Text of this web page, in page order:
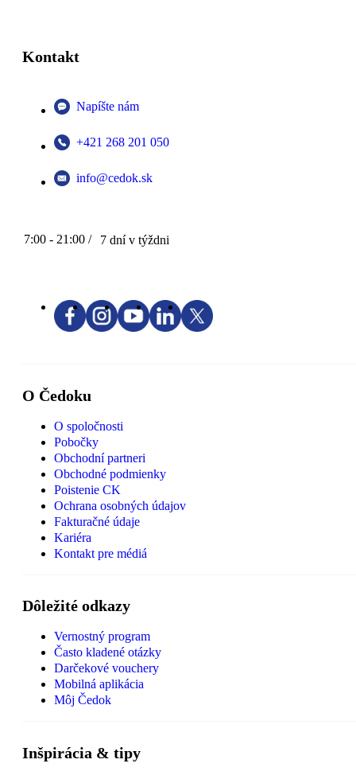
Kontakt
Napíšte nám
+421 268 201 050
info@cedok.sk
7:00 - 21:00 / 7 dní v týždni
O Čedoku
O spoločnosti
Pobočky
Obchodní partneri
Obchodné podmienky
Poistenie CK
Ochrana osobných údajov
Fakturačné údaje
Kariéra
Kontakt pre médiá
Dôležité odkazy
Vernostný program
Často kladené otázky
Darčekové vouchery
Mobilná aplikácia
Môj Čedok
Inšpirácia & tipy